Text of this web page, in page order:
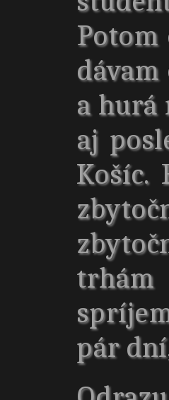
Potom
a hurá
aj
Košíc.
pár